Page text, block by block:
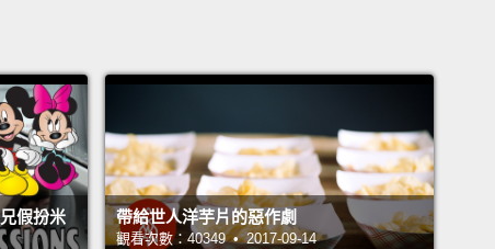
We'll see the new movie, have drinks at the
you and me are gonna be a team.
idea of what that's like, we set up a simulation to
people the chance to feel like they're
movie. All they have to do is trust me.
假扮米
帶給世人洋芋片的惡作劇
觀看次數：40349 • 2017-09-14